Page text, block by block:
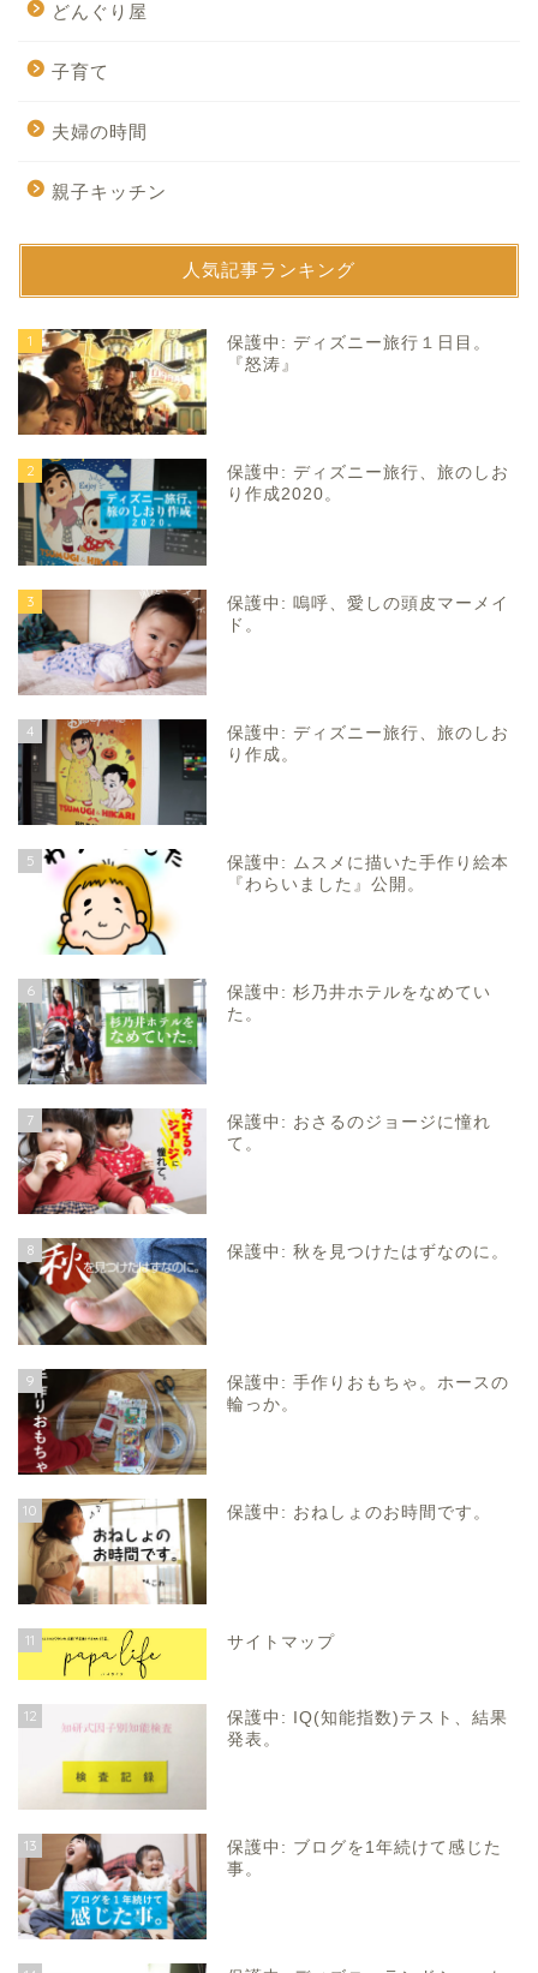
どんぐり屋
子育て
夫婦の時間
親子キッチン
人気記事ランキング
1
保護中: ディズニー旅行１日目。
『怒涛』
2
保護中: ディズニー旅行、旅のしお
り作成2020。
3
保護中: 嗚呼、愛しの頭皮マーメイ
ド。
4
保護中: ディズニー旅行、旅のしお
り作成。
5
保護中: ムスメに描いた手作り絵本
『わらいました』公開。
6
保護中: 杉乃井ホテルをなめてい
た。
7
保護中: おさるのジョージに憧れ
て。
8 保護中: 秋を見つけたはずなのに。
9
保護中: 手作りおもちゃ。ホースの
輪っか。
10 保護中: おねしょのお時間です。
11 サイトマップ
12
保護中: IQ(知能指数)テスト、結果
発表。
13
保護中: ブログを1年続けて感じた
事。